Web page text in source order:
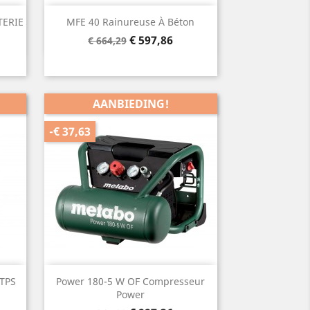
MFE 40 Rainureuse À Béton
Normale
€ 664,29 Prijs
€ 597,86
 Snel bekijken
Power 180-5 W OF Compresseur
Power
AANBIEDING!
-€ 37,63
Snel bekijken